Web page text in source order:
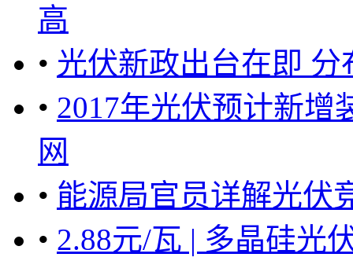
高
• 光伏新政出台在即
• 2017年光伏预计新增
网
• 能源局官员详解光伏
• 2.88元/瓦 | 多晶硅光